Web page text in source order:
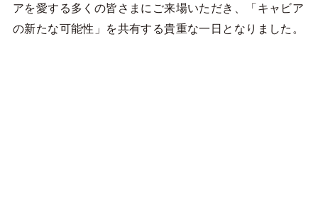
アを愛する多くの皆さまにご来場いただき、「キャビア
の新たな可能性」を共有する貴重な一日となりました。